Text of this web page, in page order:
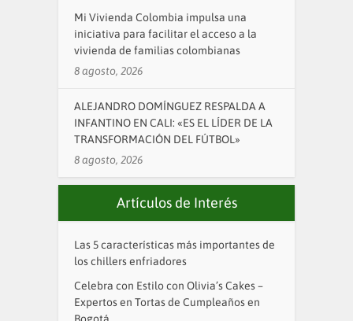
Mi Vivienda Colombia impulsa una
iniciativa para facilitar el acceso a la
vivienda de familias colombianas
8 agosto, 2026
ALEJANDRO DOMÍNGUEZ RESPALDA A
INFANTINO EN CALI: «ES EL LÍDER DE LA
TRANSFORMACIÓN DEL FÚTBOL»
8 agosto, 2026
Artículos de Interés
Las 5 características más importantes de
los chillers enfriadores
Celebra con Estilo con Olivia’s Cakes –
Expertos en Tortas de Cumpleaños en